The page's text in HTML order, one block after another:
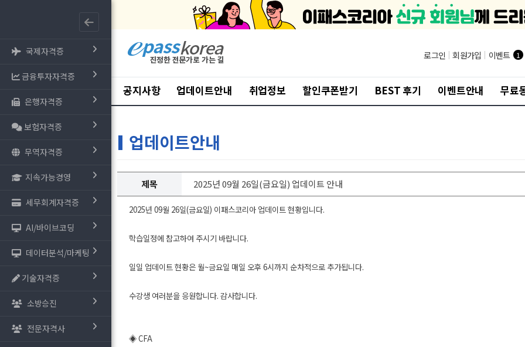
국제자격증
금융투자자격증
은행자격증
보험자격증
무역자격증
지속가능경영
세무회계자격증
AI/바이브코딩
데이터분석/마케팅
기술자격증
소방승진
전문자격사
로그인 | 회원가입 | 이벤트 1
공지사항 업데이트안내 취업정보 할인쿠폰받기 BEST 후기 이벤트안내 무료
업데이트안내
제목 2025년 09월 26일(금요일) 업데이트 안내
2025년 09월 26일(금요일) 이패스코리아 업데이트 현황입니다.
학습일정에 참고하여 주시기 바랍니다.
일일 업데이트 현황은 월~금요일 매일 오후 6시까지 순차적으로 추가됩니다.
수강생 여러분을 응원합니다. 감사합니다.
◈ CFA